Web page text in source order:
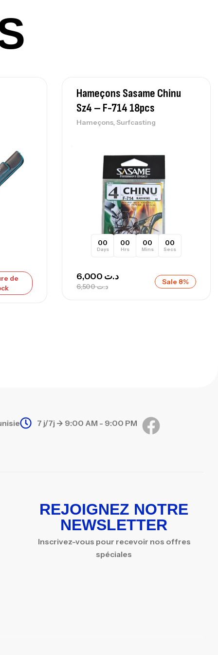
د.ت239,000
G
,
de
Hameçons Sasame Chinu
Sz4 – F-714 18pcs
Hameçons, Surfcasting
00
Days
00
Hrs
00
Mins
00
Secs
د.ت6,500
د.ت Sale 8%
7 j/7j -> 9:00 AM - 9:00 PM
REJOIGNEZ NOTRE
NEWSLETTER
Inscrivez-vous pour recevoir nos offres
spéciales